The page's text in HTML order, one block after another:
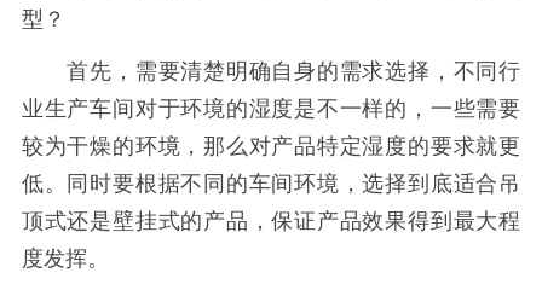
型？
首先，需要清楚明确自身的需求选择，不同行
业生产车间对于环境的湿度是不一样的，一些需要
较为干燥的环境，那么对产品特定湿度的要求就更
低。同时要根据不同的车间环境，选择到底适合吊
顶式还是壁挂式的产品，保证产品效果得到最大程
度发挥。